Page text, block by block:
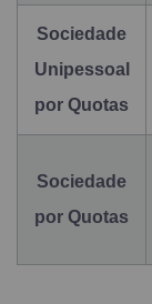
Sociedade
Unipessoal
por Quotas
Sociedade
por Quotas